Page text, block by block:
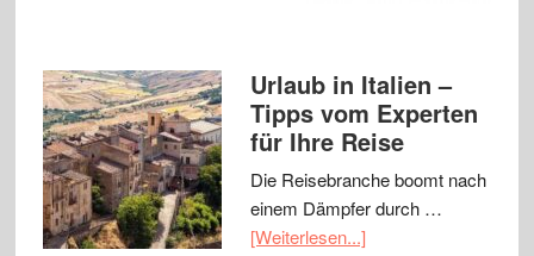
Urlaub in Italien –
Tipps vom Experten
für Ihre Reise
Die Reisebranche boomt nach
einem Dämpfer durch …
[Weiterlesen...]